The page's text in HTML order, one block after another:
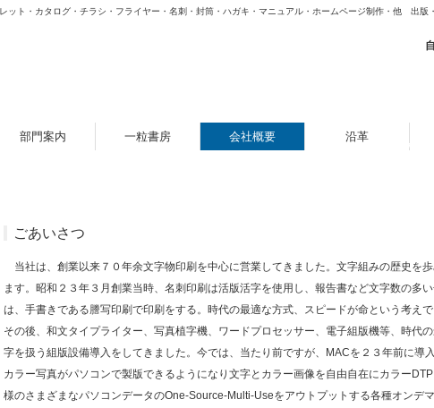
ット・カタログ・チラシ・フライヤー・名刺・封筒・ハガキ・マニュアル・ホームページ制作・他 出版
部門案内 一粒書房 会社概要 沿革
あな
ごあいさつ
当社は、創業以来７０年余文字物印刷を中心に営業してきました。文字組みの歴史を
ます。昭和２３年３月創業当時、名刺印刷は活版活字を使用し、報告書など文字数の多
は、手書きである謄写印刷で印刷をする。時代の最適な方式、スピードが命という考えで
その後、和文タイプライター、写真植字機、ワードプロセッサー、電子組版機等、時代
字を扱う組版設備導入をしてきました。今では、当たり前ですが、MACを２３年前に導入
カラー写真がパソコンで製版できるようになり文字とカラー画像を自由自在にカラー
様のさまざまなパソコンデータのOne-Source-Multi-Useをアウトプットする各種オンデ